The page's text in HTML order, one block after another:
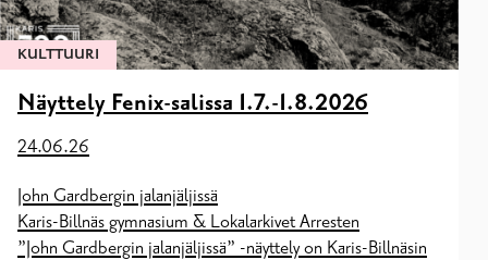
KULTTUURI
Näyttely Fenix-salissa 1.7.-1.8.2026
24.06.26
John Gardbergin jalanjäljissä
Karis-Billnäs gymnasium & Lokalarkivet Arresten
”John Gardbergin jalanjäljissä” -näyttely on Karis-Billnäsin